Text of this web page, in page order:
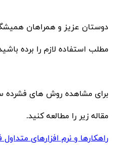
دوستان عزیز و همراهان
مطلب استفاده لازم را برده
برای مشاهده روش های فشرده
مقاله زیر را مطالعه کنید.
راهکارها و نرم افزارهای